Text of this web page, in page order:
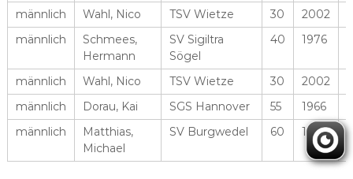
männlich Wahl, Nico TSV Wietze 30 2002
männlich
Schmees,
Hermann
SV Sigiltra
Sögel
40 1976
männlich Wahl, Nico TSV Wietze 30 2002
männlich
Dorau, Kai SGS Hannover 55 1966
männlich
Matthias,
Michael
SV Burgwedel 60 1962